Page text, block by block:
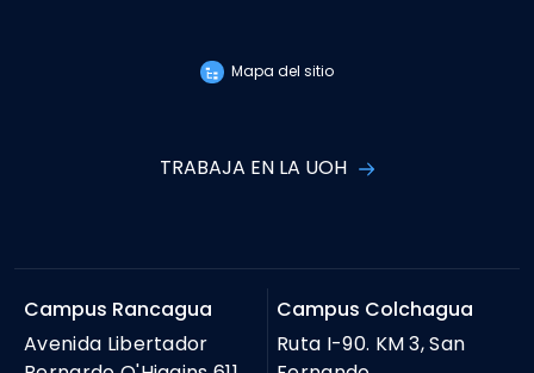
Mapa del sitio
TRABAJA EN LA UOH
Campus Rancagua
Avenida Libertador
Campus Colchagua
Ruta I-90. KM 3, San